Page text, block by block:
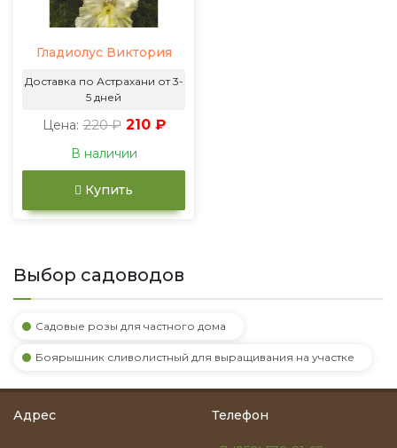
Гладиолус Виктория
Доставка по Астрахани от 3-
5 дней
Цена: 220 ₽ 210 ₽
В наличии
Купить
Выбор садоводов
Садовые розы для частного дома
Боярышник сливолистный для выращивания на участке
Адрес Телефон